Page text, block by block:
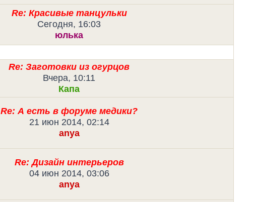
Re: Красивые танцульки
Сегодня, 16:03
юлька
Re: Заготовки из огурцов
Вчера, 10:11
Капа
Re: А есть в форуме медики?
21 июн 2014, 02:14
anya
Re: Дизайн интерьеров
04 июн 2014, 03:06
anya